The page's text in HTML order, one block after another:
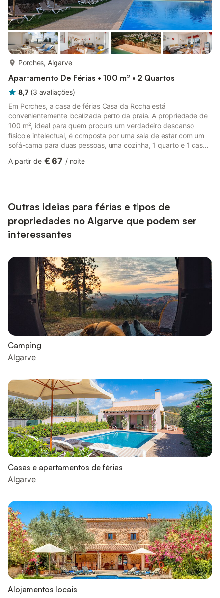
Porches, Algarve
Apartamento De Férias • 100 m² • 2 Quartos
8,7 (3 avaliações)
Em Porches, a casa de férias Casa da Rocha está
convenientemente localizada perto da praia. A propriedade de
100 m², ideal para quem procura um verdadeiro descanso
físico e intelectual, é composta por uma sala de estar com um
sofá-cama para duas pessoas, uma cozinha, 1 quarto e 1 casa
adicionais incluem Wi-Fi, televisão, ar condicionado e máquina
interior, há aind...
A partir de € 67 / noite
Outras ideias para férias e tipos de
propriedades no Algarve que podem ser
interessantes
Camping
Algarve
Casas e apartamentos de férias
Algarve
Alojamentos locais